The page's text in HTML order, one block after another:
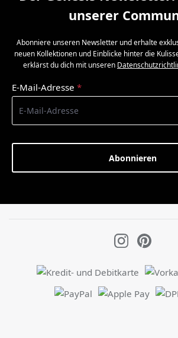
unserer
Abonniere unseren Newsletter und erhalte
neuen Kollektionen und Einblicke hinter die
erklärst du dich mit unseren
E-Mail-Adresse *
Abonnieren